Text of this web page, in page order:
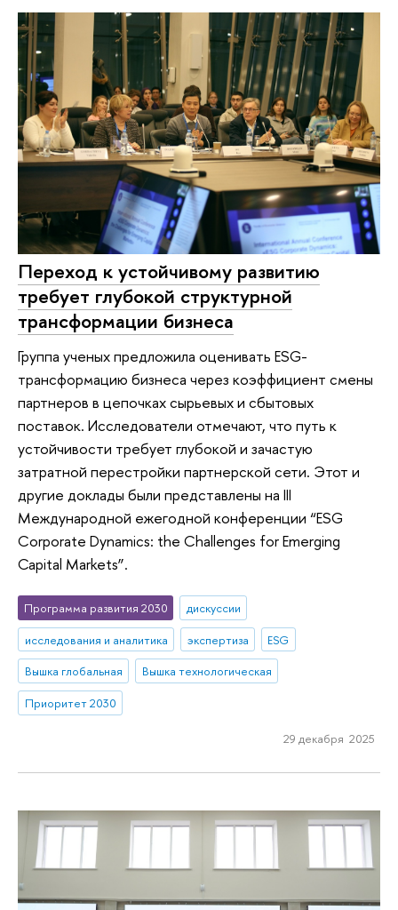
Переход к устойчивому развитию
требует глубокой структурной
трансформации бизнеса
Группа ученых предложила оценивать ESG-
трансформацию бизнеса через коэффициент смены
партнеров в цепочках сырьевых и сбытовых
поставок. Исследователи отмечают, что путь к
устойчивости требует глубокой и зачастую
затратной перестройки партнерской сети. Этот и
другие доклады были представлены на III
Международной ежегодной конференции “ESG
Corporate Dynamics: the Challenges for Emerging
Capital Markets”.
Программа развития 2030
дискуссии
исследования и аналитика
экспертиза
ESG
Вышка глобальная
Вышка технологическая
Приоритет 2030
29 декабря 2025